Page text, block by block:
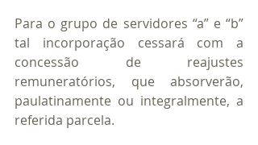
Para o grupo de servidores “a” e “b”
tal incorporação cessará com a
concessão de reajustes
remuneratórios, que absorverão,
paulatinamente ou integralmente, a
referida parcela.